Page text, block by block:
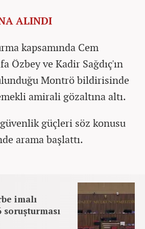
ALINDI
kapsamında Cem
Özbey ve Kadir Sağdıç'ın
Montrö bildirisinde
amirali gözaltına altı.
güçleri söz konusu
arama başlattı.
imalı